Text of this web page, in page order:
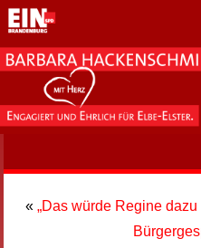
« „Das würde Regine